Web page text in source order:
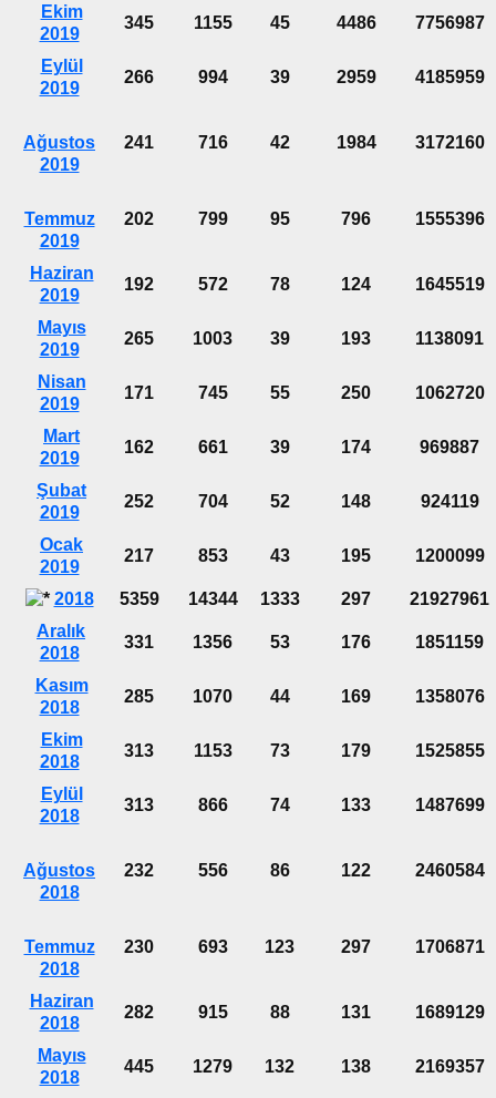
Ekim
2019
345 1155 45 4486 7756987
Eylül
2019
266 994 39 2959 4185959
Ağustos
2019
241 716 42 1984 3172160
Temmuz
2019
202 799 95 796 1555396
Haziran
2019
192 572 78 124 1645519
Mayıs
2019
265 1003 39 193 1138091
Nisan
2019
171 745 55 250 1062720
Mart
2019
162 661 39 174 969887
Şubat
2019
252 704 52 148 924119
Ocak
2019
217 853 43 195 1200099
2018 5359 14344 1333 297
21927961
Aralık
2018
331 1356 53 176 1851159
Kasım
2018
285 1070 44 169 1358076
Ekim
2018
313 1153 73 179 1525855
Eylül
2018
313 866 74 133 1487699
Ağustos
2018
232 556 86 122 2460584
Temmuz
2018
230 693 123 297 1706871
Haziran
2018
282 915 88 131 1689129
Mayıs
2018
445 1279 132 138 2169357